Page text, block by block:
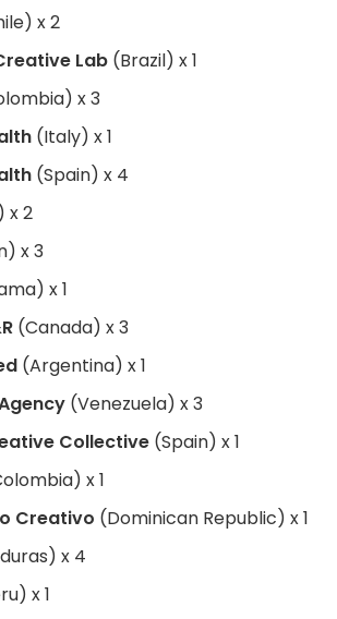
x 2
Lab (Brazil) x 1
x 3
(Italy) x 1
(Spain) x 4
x 2
x 3
x 1
(Canada) x 3
(Argentina) x 1
(Venezuela) x 3
Collective (Spain) x 1
x 1
Creativo (Dominican Republic) x 1
x 4
x 1